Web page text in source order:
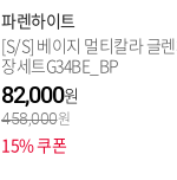
파렌하이트
[S/S] 베이지 멀티칼라 글
장세트G34BE_BP
82,000
458,000
15% 쿠폰